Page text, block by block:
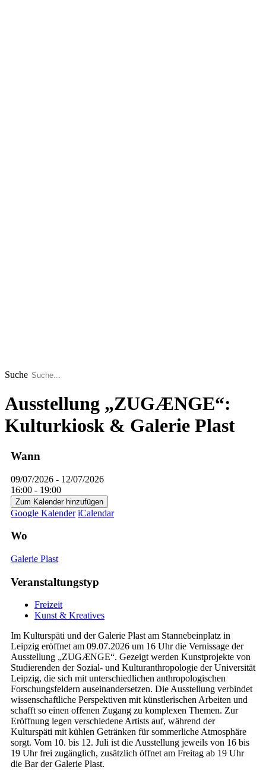
Suche
Ausstellung „ZUGÆNGE“:
Kulturkiosk & Galerie Plast
Wann
09/07/2026 - 12/07/2026
16:00 - 19:00
Zum Kalender hinzufügen
Google Kalender iCalendar
Wo
Galerie Plast
Veranstaltungstyp
Freizeit
Kunst & Kreatives
Im Kulturspäti und der Galerie Plast am Stannebeinplatz in
Leipzig eröffnet am 09.07.2026 um 16 Uhr die Vernissage der
Ausstellung „ZUGÆNGE“. Gezeigt werden Kunstprojekte von
Studierenden der Sozial- und Kulturanthropologie der Universität
Leipzig, die sich mit unterschiedlichen anthropologischen
Forschungsfeldern auseinandersetzen. Die Ausstellung verbindet
wissenschaftliche Perspektiven mit künstlerischen Arbeiten und
schafft so einen offenen Zugang zu komplexen Themen. Zur
Eröffnung legen verschiedene Artists auf, während der
Kulturspäti mit kühlen Getränken für sommerliche Atmosphäre
sorgt. Vom 10. bis 12. Juli ist die Ausstellung jeweils von 16 bis
19 Uhr frei zugänglich, zusätzlich öffnet am Freitag ab 19 Uhr
die Bar der Galerie Plast.